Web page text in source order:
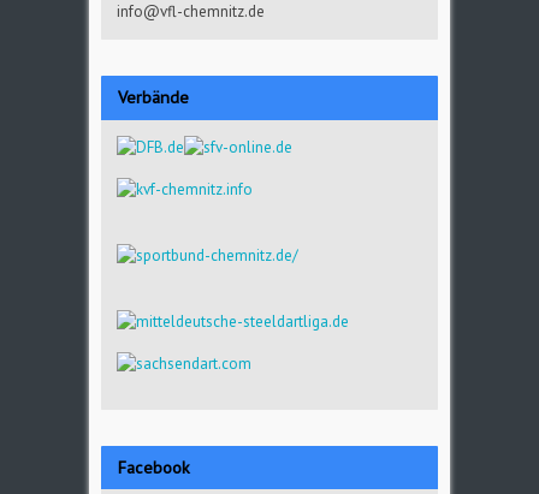
info@vfl-chemnitz.de
Verbände
Facebook